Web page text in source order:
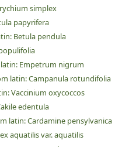
simplex
papyrifera
Betula pendula
Empetrum nigrum
latin:Campanula rotundifolia
Vaccinium oxycoccos
edentula
latin:Cardamine pensylvanica
aquatilis var. aquatilis